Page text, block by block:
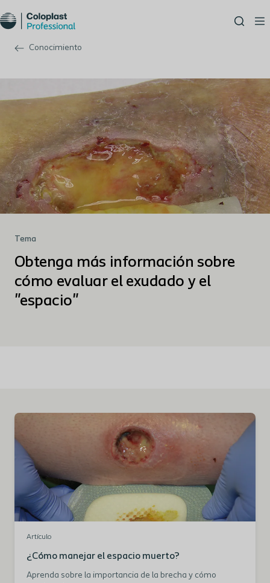
Conocimiento
Tema
Obtenga más información sobre
cómo evaluar el exudado y el
"espacio"
Artículo
¿Cómo manejar el espacio muerto?
Aprenda sobre la importancia de la brecha y cómo